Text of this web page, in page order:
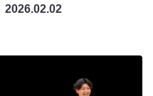
2026.02.02